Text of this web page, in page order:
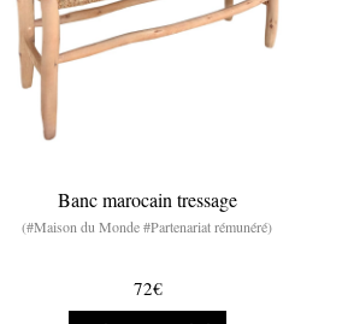
Banc marocain tressage
(#Maison du Monde #Partenariat rémunéré)
72€